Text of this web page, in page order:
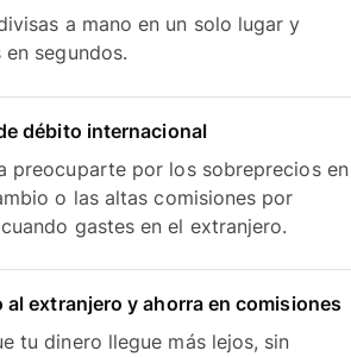
a mano en un solo lugar y
segundos.
débito internacional
preocuparte por los sobreprecios en
o las altas comisiones por
gastes en el extranjero.
al extranjero y ahorra en comisiones
tu dinero llegue más lejos, sin